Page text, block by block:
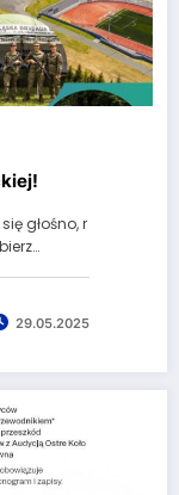
głośno, r
29.05.2025